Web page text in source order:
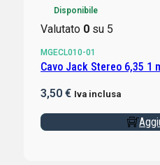
Disponibile
Valutato 0su 5
MGECL010-01
Cavo Jack Stereo 6,35 1
3,50 € Iva inclusa